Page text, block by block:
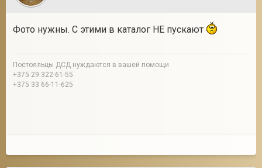
Фото нужны. С этими в каталог НЕ пускают
Постояльцы ДСД нуждаются в вашей помощи
+375 29 322-61-55
+375 33 66-11-625